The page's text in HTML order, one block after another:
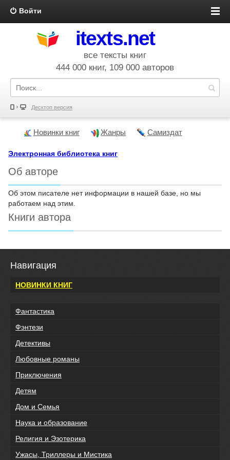
Войти
itexts.net
все тексты книг
444 000 книг, 109 000 авторов
Десктоп версия
Новинки книг Жанры Самиздат
Электронная библиотека книг
Об авторе
Об этом писателе нет информации в нашей базе, но мы
работаем над этим.
Книги автора
Навигация
НОВИНКИ КНИГ
Фантастика
Фэнтези
Детективы
Любовные романы
Приключения
Детям
Дом и Семья
Наука и образование
Религия и Эзотерика
Ужасы, Триллеры и Мистика